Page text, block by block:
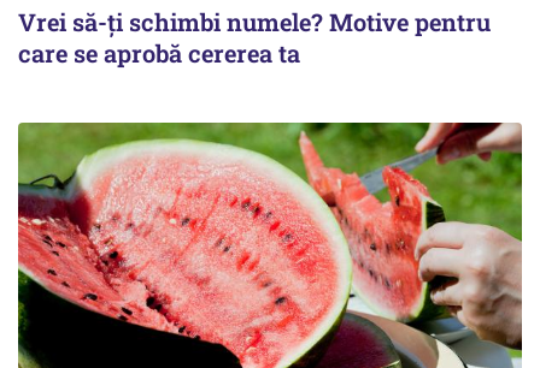
Vrei să-ți schimbi numele? Motive pentru
care se aprobă cererea ta